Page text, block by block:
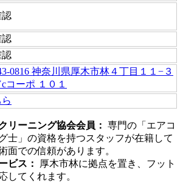
認
認
認
0816 神奈川県厚木市林４丁目１１−３
コーポ １０１
リーニング協会会員： 専門の「エアコ
士」の資格を持つスタッフが在籍して
面での信頼があります。
ビス：
厚木市林に拠点を置き、フット
してくれます。